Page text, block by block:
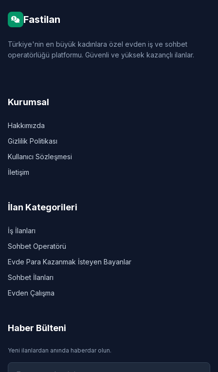
Fastilan
Türkiye'nin en büyük kadınlara özel evden iş ve sohbet
operatörlüğü platformu. Güvenli ve yüksek kazançlı ilanlar.
Kurumsal
Hakkımızda
Gizlilik Politikası
Kullanıcı Sözleşmesi
İletişim
İlan Kategorileri
İş İlanları
Sohbet Operatörü
Evde Para Kazanmak İsteyen Bayanlar
Sohbet İlanları
Evden Çalışma
Haber Bülteni
Yeni ilanlardan anında haberdar olun.